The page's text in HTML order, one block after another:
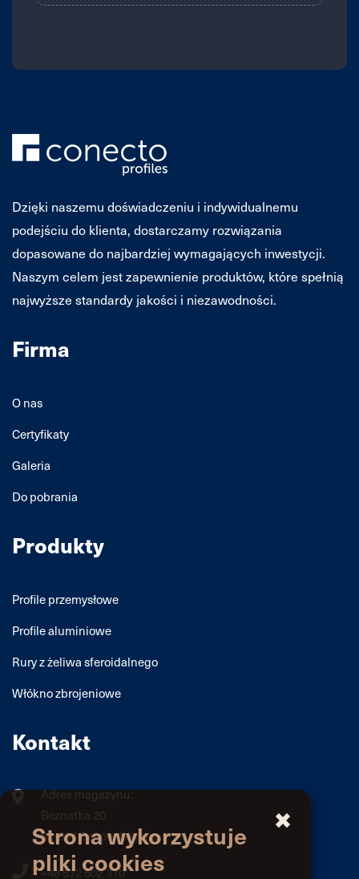
Dzięki naszemu doświadczeniu i indywidualnemu
podejściu do klienta, dostarczamy rozwiązania
dopasowane do najbardziej wymagających inwestycji.
Naszym celem jest zapewnienie produktów, które spełnią
najwyższe standardy jakości i niezawodności.
Firma
O nas
Certyfikaty
Galeria
Do pobrania
Produkty
Profile przemysłowe
Profile aluminiowe
Rury z żeliwa sferoidalnego
Włókno zbrojeniowe
Kontakt
Adres magazynu:
Beznatka 20
62-834 Ceków Kolonia
+48 572 502 310
Strona wykorzystuje
pliki cookies